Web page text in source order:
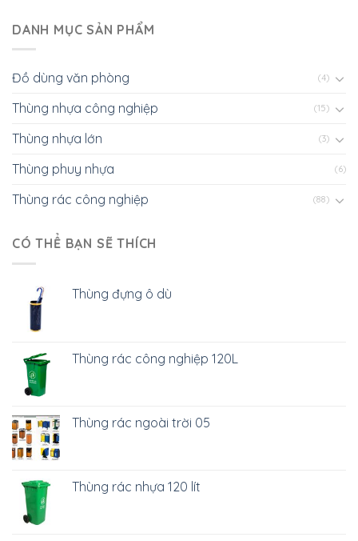
DANH MỤC SẢN PHẨM
Đồ dùng văn phòng (4)
Thùng nhựa công nghiệp (15)
Thùng nhựa lớn (3)
Thùng phuy nhựa (6)
Thùng rác công nghiệp (88)
CÓ THỂ BẠN SẼ THÍCH
Thùng đựng ô dù
Thùng rác công nghiệp 120L
Thùng rác ngoài trời 05
Thùng rác nhựa 120 lít